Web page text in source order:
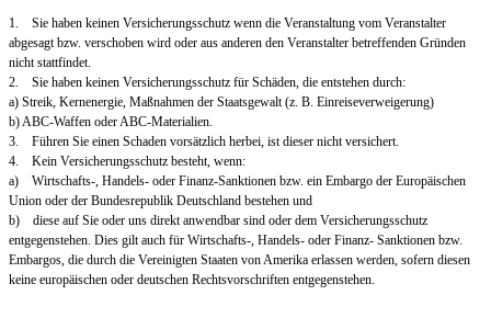
1. Sie haben keinen Versicherungsschutz wenn die Veranstaltung vom Veranstalter
abgesagt bzw. verschoben wird oder aus anderen den Veranstalter betreffenden Gründen
nicht stattfindet.
2. Sie haben keinen Versicherungsschutz für Schäden, die entstehen durch:
a) Streik, Kernenergie, Maßnahmen der Staatsgewalt (z. B. Einreiseverweigerung)
b) ABC-Waffen oder ABC-Materialien.
3. Führen Sie einen Schaden vorsätzlich herbei, ist dieser nicht versichert.
4. Kein Versicherungsschutz besteht, wenn:
a) Wirtschafts-, Handels- oder Finanz-Sanktionen bzw. ein Embargo der Europäischen
Union oder der Bundesrepublik Deutschland bestehen und
b) diese auf Sie oder uns direkt anwendbar sind oder dem Versicherungsschutz
entgegenstehen. Dies gilt auch für Wirtschafts-, Handels- oder Finanz- Sanktionen bzw.
Embargos, die durch die Vereinigten Staaten von Amerika erlassen werden, sofern diesen
keine europäischen oder deutschen Rechtsvorschriften entgegenstehen.